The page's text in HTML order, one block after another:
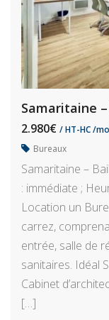
Samaritaine
2.980€ / HT-HC /
Bureaux
Samaritaine –
: immédiate ;
Location un
carrez,
entrée, salle de
sanitaires. Idéal
Cabinet
[…]